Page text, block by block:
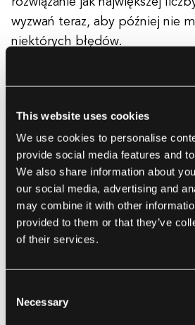
This website uses cookies
We use cookies to personalise
provide social media features and
We also share information about
our social media, advertising and
may combine it with other
provided to them or that they’ve
of their services.
Selection
Necessary
wyzwań teraz, aby później nie
niektórych błędów.
Cele i zadania projektu
dostarczonej pracy. W tej sekcji
wszystkie te oczekiwania na
bardziej ogólnym (cele) oraz
(zadania). Pamiętaj, że cele są
ogólnym sukcesem projektu
zadania są znacznie bardziej